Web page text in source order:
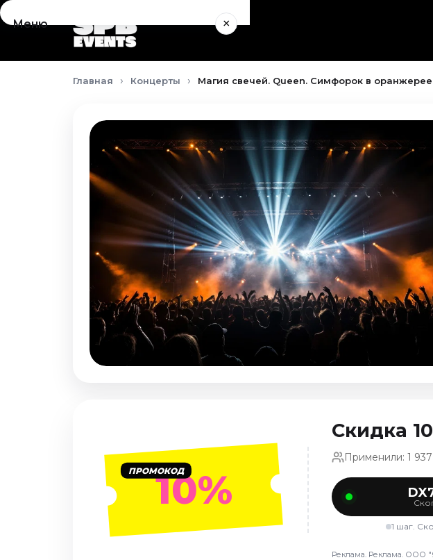
Меню ×
Концерты
Август 2026Главная Концерты Магия свечей. Queen. Симфорок в
ПРОМОКОД10%
Скидка
Применили: 1 937
1 шаг.
Реклама. Реклама. ООО